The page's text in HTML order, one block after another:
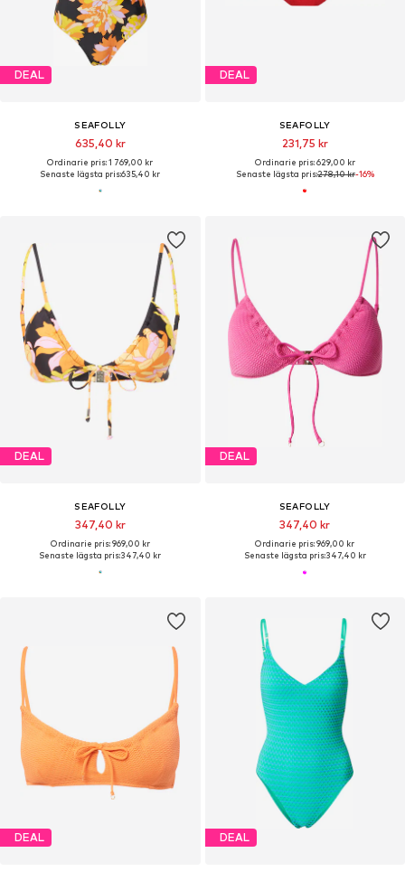
DEAL
SEAFOLLY
635,40 kr
Ordinarie pris: 1 769,00 kr
Senaste lägsta pris:635,40 kr
DEAL
SEAFOLLY
231,75 kr
Ordinarie pris: 629,00 kr
Senaste lägsta pris:278,10 kr-16%
DEAL
SEAFOLLY
347,40 kr
Ordinarie pris: 969,00 kr
Senaste lägsta pris:347,40 kr
DEAL
SEAFOLLY
347,40 kr
Ordinarie pris: 969,00 kr
Senaste lägsta pris:347,40 kr
DEAL DEAL